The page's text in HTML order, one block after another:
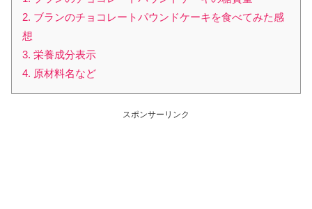
2. ブランのチョコレートパウンドケーキを食べてみた感
想
3. 栄養成分表示
4. 原材料名など
スポンサーリンク